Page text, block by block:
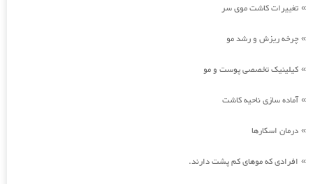
» تغییرات کاشت موی سر
» چرخه ریزش و رشد مو
» کیلینیک تخصصی پوست و مو
»آماده سازی ناحیه کاشت
» درمان اسکارها
» افرادی که موهای کم پشت دارند.